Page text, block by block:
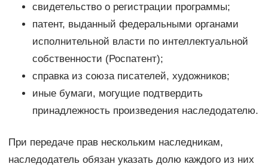
свидетельство о регистрации программы;
патент, выданный федеральными органами
исполнительной власти по интеллектуальной
собственности (Роспатент);
справка из союза писателей, художников;
иные бумаги, могущие подтвердить
принадлежность произведения наследодателю.
При передаче прав нескольким наследникам,
наследодатель обязан указать долю каждого из них